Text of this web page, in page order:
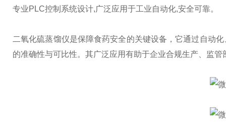
专业PLC控制系统设计,广泛应用于工业自动化,安全可靠。
二氧化硫蒸馏仪是保障食药安全的关键设备，它通过自动
的准确性与可比性。其广泛应用有助于企业合规生产、监